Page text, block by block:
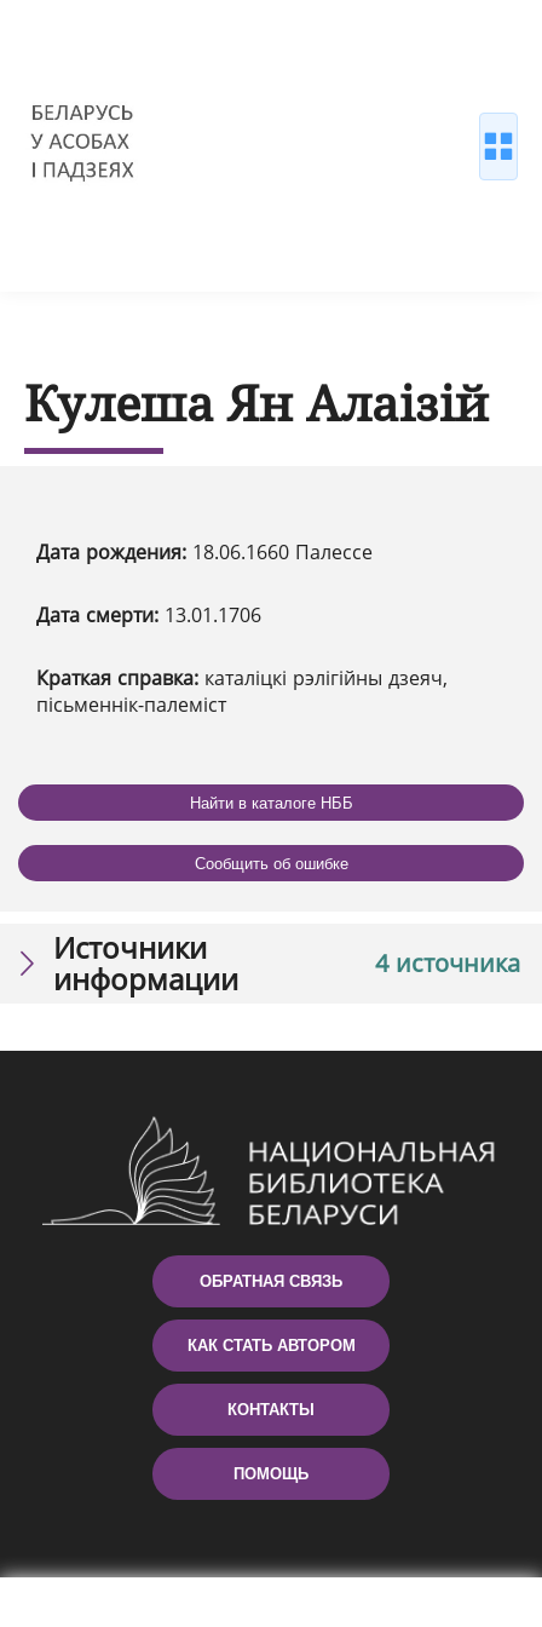
Кулеша Ян Алаізій
Дата рождения: 18.06.1660 Палессе
Дата смерти: 13.01.1706
Краткая справка: каталіцкі рэлігійны дзеяч,
пісьменнік-палеміст
Найти в каталоге НББ
Сообщить об ошибке
4 источника
Источники
информации
ОБРАТНАЯ СВЯЗЬ
КАК СТАТЬ АВТОРОМ
КОНТАКТЫ
ПОМОЩЬ